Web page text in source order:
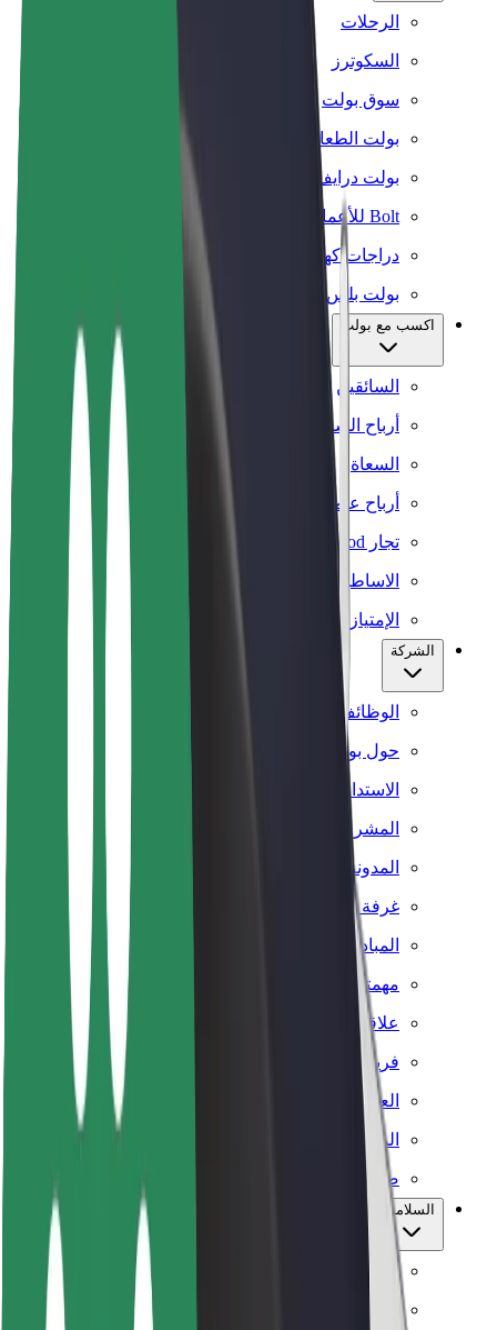
الرحلات
السكوترز
سوق بولت
بولت الطعام
بولت درايف
Bolt للأعمال
دراجات كهربائية
بولت بلس
اكسب مع بولت
السائقين
أرباح السائق
السعاة
أرباح عامل التوصيل
تجار Bolt Food
الاساطيل
الإمتيازات
الشركة
الوظائف
حول بولت
الاستدامة في بولت
المشروع صفر
المدونة
غرفة الأخبار
المبادئ التوجيهية للعلامة التجارية
مهمتنا
علاقات المستثمرين
فريق القيادة
العلامة التجارية
المركز الإعلامي
صندوق دعم المدن
السلامة
أمان الراكب
أمان السائق